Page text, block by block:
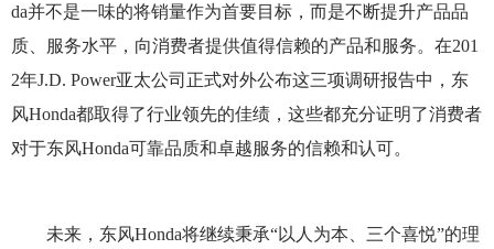
da并不是一味的将销量作为首要目标，而是不断提升产品品
质、服务水平，向消费者提供值得信赖的产品和服务。在201
2年J.D. Power亚太公司正式对外公布这三项调研报告中，东
风Honda都取得了行业领先的佳绩，这些都充分证明了消费者
对于东风Honda可靠品质和卓越服务的信赖和认可。
未来，东风Honda将继续秉承“以人为本、三个喜悦”的理